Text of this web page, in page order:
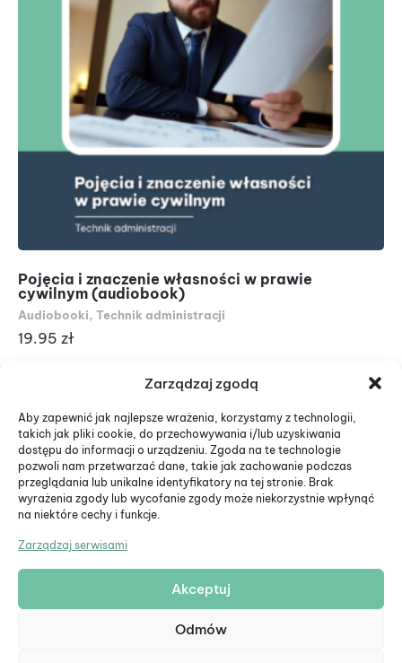
Zarządzaj zgodą
Aby zapewnić jak najlepsze wrażenia, korzystamy z technologii,
takich jak pliki cookie, do przechowywania i/lub uzyskiwania
dostępu do informacji o urządzeniu. Zgoda na te technologie
pozwoli nam przetwarzać dane, takie jak zachowanie podczas
przeglądania lub unikalne identyfikatory na tej stronie. Brak
wyrażenia zgody lub wycofanie zgody może niekorzystnie wpłynąć
na niektóre cechy i funkcje.
Zarządzaj serwisami
Akceptuj
Odmów
Pojęcia i znaczenie własności w prawie
cywilnym (audiobook)
Audiobooki, Technik administracji
19.95 zł
© Eduiko. Wszystkie prawa zastrzeżone.